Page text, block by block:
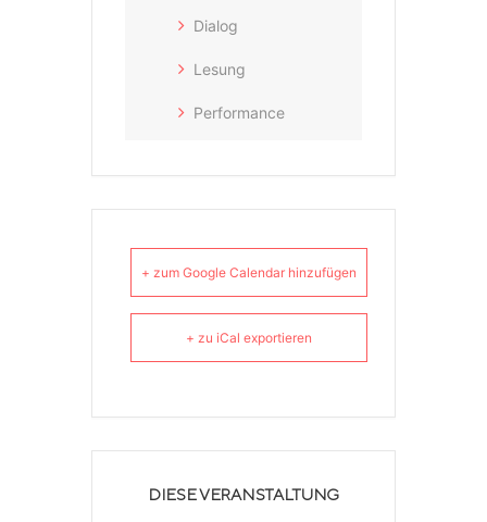
Dialog
Lesung
Performance
+ zum Google Calendar hinzufügen
+ zu iCal exportieren
DIESE VERANSTALTUNG